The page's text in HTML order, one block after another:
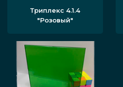
Триплекс 4.1.4
"Розовый"